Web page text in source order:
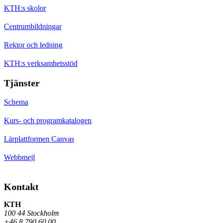
KTH:s skolor
Centrumbildningar
Rektor och ledning
KTH:s verksamhetsstöd
Tjänster
Schema
Kurs- och programkatalogen
Lärplattformen Canvas
Webbmejl
Kontakt
KTH
100 44 Stockholm